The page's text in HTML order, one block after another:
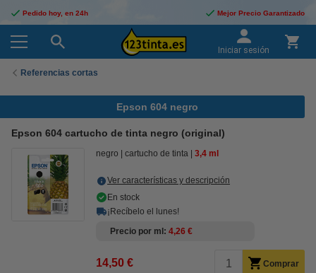
Pedido hoy, en 24h Mejor Precio Garantizado
Iniciar sesión
Referencias cortas
Epson 604 negro
Epson 604 cartucho de tinta negro (original)
negro cartucho de tinta 3,4 ml
Ver características y descripción
En stock
¡Recíbelo el lunes!
Precio por ml
4,26 €
14,50 € Comprar